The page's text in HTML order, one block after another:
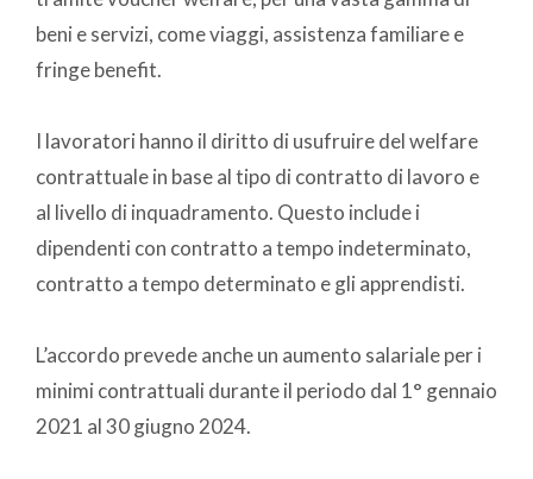
beni e servizi, come viaggi, assistenza familiare e
fringe benefit.
I lavoratori hanno il diritto di usufruire del welfare
contrattuale in base al tipo di contratto di lavoro e
al livello di inquadramento. Questo include i
dipendenti con contratto a tempo indeterminato,
contratto a tempo determinato e gli apprendisti.
L’accordo prevede anche un aumento salariale per i
minimi contrattuali durante il periodo dal 1° gennaio
2021 al 30 giugno 2024.